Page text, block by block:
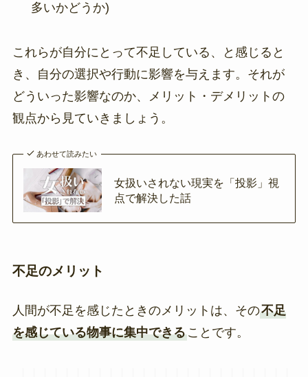
多いかどうか)
これらが自分にとって不足している、と感じると
き、自分の選択や行動に影響を与えます。それが
どういった影響なのか、メリット・デメリットの
観点から見ていきましょう。
あわせて読みたい
女扱いされない現実を「投影」視
点で解決した話
不足のメリット
人間が不足を感じたときのメリットは、その不足
を感じている物事に集中できることです。